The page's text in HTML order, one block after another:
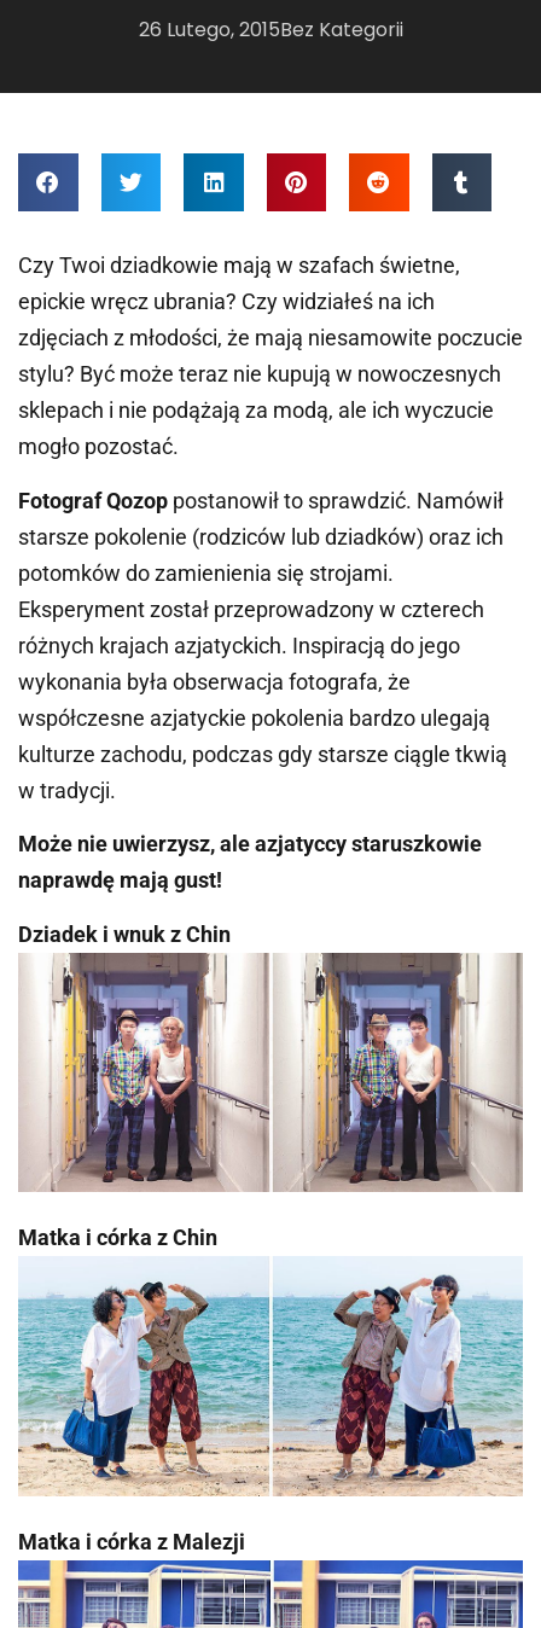
26 Lutego, 2015Bez Kategorii
Czy Twoi dziadkowie mają w szafach świetne,
epickie wręcz ubrania? Czy widziałeś na ich
zdjęciach z młodości, że mają niesamowite poczucie
stylu? Być może teraz nie kupują w nowoczesnych
sklepach i nie podążają za modą, ale ich wyczucie
mogło pozostać.
Fotograf Qozop postanowił to sprawdzić. Namówił
starsze pokolenie (rodziców lub dziadków) oraz ich
potomków do zamienienia się strojami.
Eksperyment został przeprowadzony w czterech
różnych krajach azjatyckich. Inspiracją do jego
wykonania była obserwacja fotografa, że
współczesne azjatyckie pokolenia bardzo ulegają
kulturze zachodu, podczas gdy starsze ciągle tkwią
w tradycji.
Może nie uwierzysz, ale azjatyccy staruszkowie
naprawdę mają gust!
Dziadek i wnuk z Chin
Matka i córka z Chin
Matka i córka z Malezji